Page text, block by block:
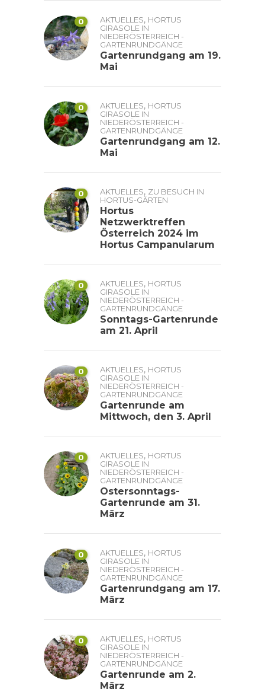
0 AKTUELLES, HORTUS
GIRASOLE IN
NIEDERÖSTERREICH -
GARTENRUNDGÄNGE
Gartenrundgang am 19.
Mai
0 AKTUELLES, HORTUS
GIRASOLE IN
NIEDERÖSTERREICH -
GARTENRUNDGÄNGE
Gartenrundgang am 12.
Mai
0 AKTUELLES, ZU BESUCH IN
HORTUS-GÄRTEN
Hortus
Netzwerktreffen
Österreich 2024 im
Hortus Campanularum
0 AKTUELLES, HORTUS
GIRASOLE IN
NIEDERÖSTERREICH -
GARTENRUNDGÄNGE
Sonntags-Gartenrunde
am 21. April
0 AKTUELLES, HORTUS
GIRASOLE IN
NIEDERÖSTERREICH -
GARTENRUNDGÄNGE
Gartenrunde am
Mittwoch, den 3. April
0 AKTUELLES, HORTUS
GIRASOLE IN
NIEDERÖSTERREICH -
GARTENRUNDGÄNGE
Ostersonntags-
Gartenrunde am 31.
März
0 AKTUELLES, HORTUS
GIRASOLE IN
NIEDERÖSTERREICH -
GARTENRUNDGÄNGE
Gartenrundgang am 17.
März
0 AKTUELLES, HORTUS
GIRASOLE IN
NIEDERÖSTERREICH -
GARTENRUNDGÄNGE
Gartenrunde am 2.
März